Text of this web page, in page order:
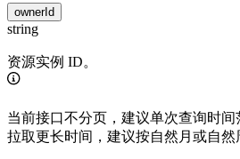
ownerId
string
资源实例 ID。
当前接口不分页，建议单次查询时
拉取更长时间，建议按自然月或自然